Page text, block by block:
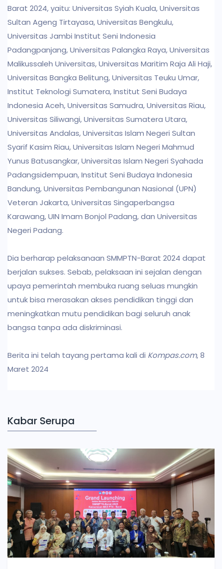
Barat 2024, yaitu: Universitas Syiah Kuala, Universitas
Sultan Ageng Tirtayasa, Universitas Bengkulu,
Universitas Jambi Institut Seni Indonesia
Padangpanjang, Universitas Palangka Raya, Universitas
Malikussaleh Universitas, Universitas Maritim Raja Ali Haji,
Universitas Bangka Belitung, Universitas Teuku Umar,
Institut Teknologi Sumatera, Institut Seni Budaya
Indonesia Aceh, Universitas Samudra, Universitas Riau,
Universitas Siliwangi, Universitas Sumatera Utara,
Universitas Andalas, Universitas Islam Negeri Sultan
Syarif Kasim Riau, Universitas Islam Negeri Mahmud
Yunus Batusangkar, Universitas Islam Negeri Syahada
Padangsidempuan, Institut Seni Budaya Indonesia
Bandung, Universitas Pembangunan Nasional (UPN)
Veteran Jakarta, Universitas Singaperbangsa
Karawang, UIN Imam Bonjol Padang, dan Universitas
Negeri Padang.
Dia berharap pelaksanaan SMMPTN-Barat 2024 dapat
berjalan sukses. Sebab, pelaksaan ini sejalan dengan
upaya pemerintah membuka ruang seluas mungkin
untuk bisa merasakan akses pendidikan tinggi dan
meningkatkan mutu pendidikan bagi seluruh anak
bangsa tanpa ada diskriminasi.
Berita ini telah tayang pertama kali di Kompas.com, 8
Maret 2024
Kabar Serupa